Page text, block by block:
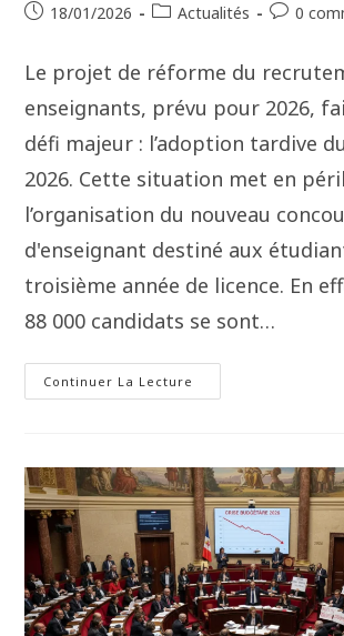
18/01/2026 Actualités 0
Le projet de réforme du
enseignants, prévu pour 2026,
défi majeur : l’adoption tardive
2026. Cette situation met en péril
l’organisation du nouveau
d'enseignant destiné aux
troisième année de licence. En
88 000 candidats se sont…
Continuer La Lecture